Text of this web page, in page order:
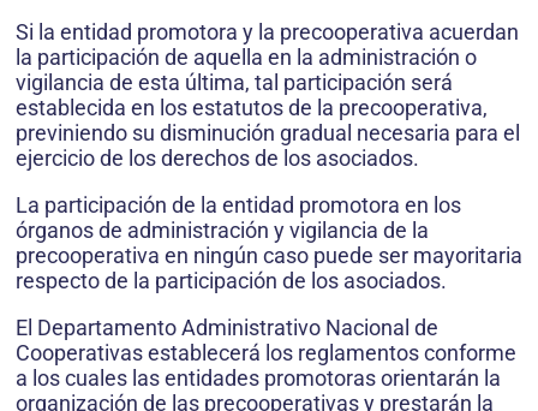
Si la entidad promotora y la precooperativa acuerdan
la participación de aquella en la administración o
vigilancia de esta última, tal participación será
establecida en los estatutos de la precooperativa,
previniendo su disminución gradual necesaria para el
ejercicio de los derechos de los asociados.
La participación de la entidad promotora en los
órganos de administración y vigilancia de la
precooperativa en ningún caso puede ser mayoritaria
respecto de la participación de los asociados.
El Departamento Administrativo Nacional de
Cooperativas establecerá los reglamentos conforme
a los cuales las entidades promotoras orientarán la
organización de las precooperativas y prestarán la